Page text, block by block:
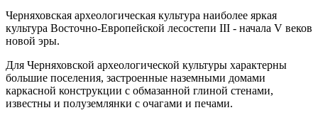
Черняховская археологическая культура наиболее яркая
культура Восточно-Европейской лесостепи III - начала V веков
новой эры.
Для Черняховской археологической культуры характерны
большие поселения, застроенные наземными домами
каркасной конструкции с обмазанной глиной стенами,
известны и полуземлянки с очагами и печами.